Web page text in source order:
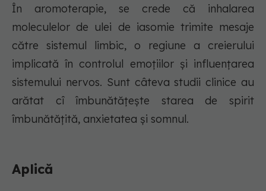
În aromoterapie, se crede că inhalarea
moleculelor de ulei de iasomie trimite mesaje
către sistemul limbic, o regiune a creierului
implicată în controlul emoțiilor și influențarea
sistemului nervos. Sunt câteva studii clinice au
arătat cî îmbunătățește starea de spirit
îmbunătățită, anxietatea și somnul.
Aplică